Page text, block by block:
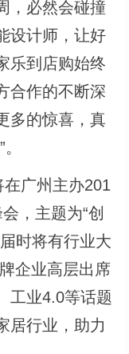
，必然会碰撞
设计师，让好
乐到店购始终
合作的不断深
多的惊喜，真
广州主办201
，主题为“创
时将有行业大
企业高层出席
工业4.0等话题
居行业，助力